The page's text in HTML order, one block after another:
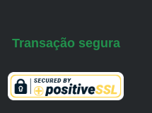
Transação segura